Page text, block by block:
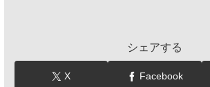
シェアする
X Facebook